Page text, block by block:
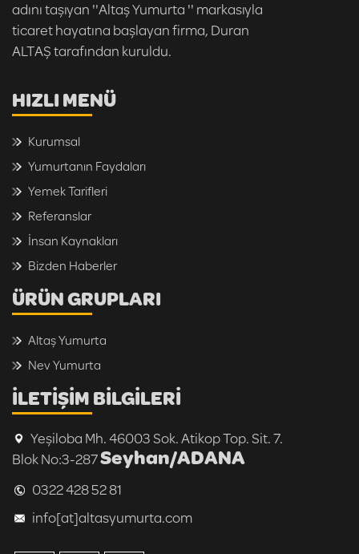
adını taşıyan ''Altaş Yumurta '' markasıyla
ticaret hayatına başlayan firma, Duran
ALTAŞ tarafından kuruldu.
HIZLI MENÜ
Kurumsal
Yumurtanın Faydaları
Yemek Tarifleri
Referanslar
İnsan Kaynakları
Bizden Haberler
ÜRÜN GRUPLARI
Altaş Yumurta
Nev Yumurta
İLETİŞİM BİLGİLERİ
Yeşiloba Mh. 46003 Sok. Atikop Top. Sit. 7.
Blok No:3-287Seyhan/ADANA
0322 428 52 81
info[at]altasyumurta.com